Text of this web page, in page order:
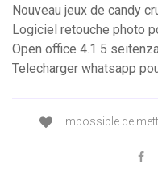
Nouveau jeux de candy
Logiciel retouche photo
Open office 4.1 5
Telecharger whatsapp
Impossible de